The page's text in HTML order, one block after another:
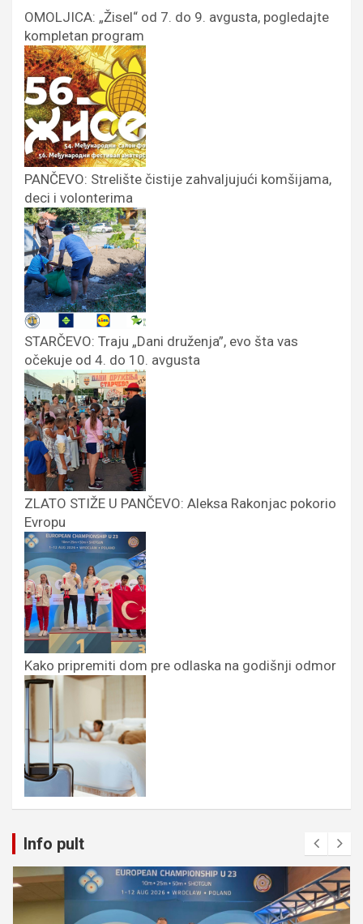
OMOLJICA: „Žisel“ od 7. do 9. avgusta, pogledajte
kompletan program
PANČEVO: Strelište čistije zahvaljujući komšijama,
deci i volonterima
STARČEVO: Traju „Dani druženja”, evo šta vas
očekuje od 4. do 10. avgusta
ZLATO STIŽE U PANČEVO: Aleksa Rakonjac pokorio
Evropu
Kako pripremiti dom pre odlaska na godišnji odmor
Info pult